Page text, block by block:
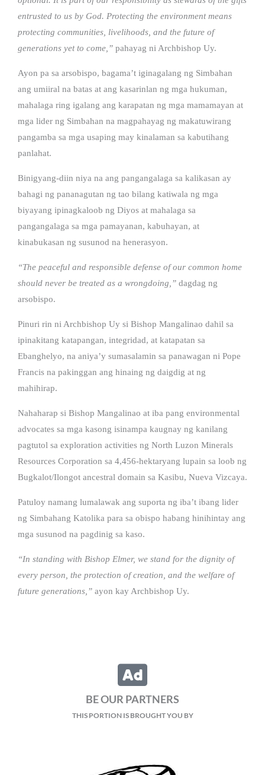
entrusted to us by God. Protecting the environment means
protecting communities, livelihoods, and the future of
generations yet to come,” pahayag ni Archbishop Uy.
Ayon pa sa arsobispo, bagama’t iginagalang ng Simbahan
ang umiiral na batas at ang kasarinlan ng mga hukuman,
mahalaga ring igalang ang karapatan ng mga mamamayan at
mga lider ng Simbahan na magpahayag ng makatuwirang
pangamba sa mga usaping may kinalaman sa kabutihang
panlahat.
Binigyang-diin niya na ang pangangalaga sa kalikasan ay
bahagi ng pananagutan ng tao bilang katiwala ng mga
biyayang ipinagkaloob ng Diyos at mahalaga sa
pangangalaga sa mga pamayanan, kabuhayan, at
kinabukasan ng susunod na henerasyon.
“The peaceful and responsible defense of our common home
should never be treated as a wrongdoing,” dagdag ng
arsobispo.
Pinuri rin ni Archbishop Uy si Bishop Mangalinao dahil sa
ipinakitang katapangan, integridad, at katapatan sa
Ebanghelyo, na aniya’y sumasalamin sa panawagan ni Pope
Francis na pakinggan ang hinaing ng daigdig at ng
mahihirap.
Nahaharap si Bishop Mangalinao at iba pang environmental
advocates sa mga kasong isinampa kaugnay ng kanilang
pagtutol sa exploration activities ng North Luzon Minerals
Resources Corporation sa 4,456-hektaryang lupain sa loob ng
Bugkalot/Ilongot ancestral domain sa Kasibu, Nueva Vizcaya.
Patuloy namang lumalawak ang suporta ng iba’t ibang lider
ng Simbahang Katolika para sa obispo habang hinihintay ang
mga susunod na pagdinig sa kaso.
“In standing with Bishop Elmer, we stand for the dignity of
every person, the protection of creation, and the welfare of
future generations,” ayon kay Archbishop Uy.
BE OUR PARTNERS
THIS PORTION IS BROUGHT YOU BY